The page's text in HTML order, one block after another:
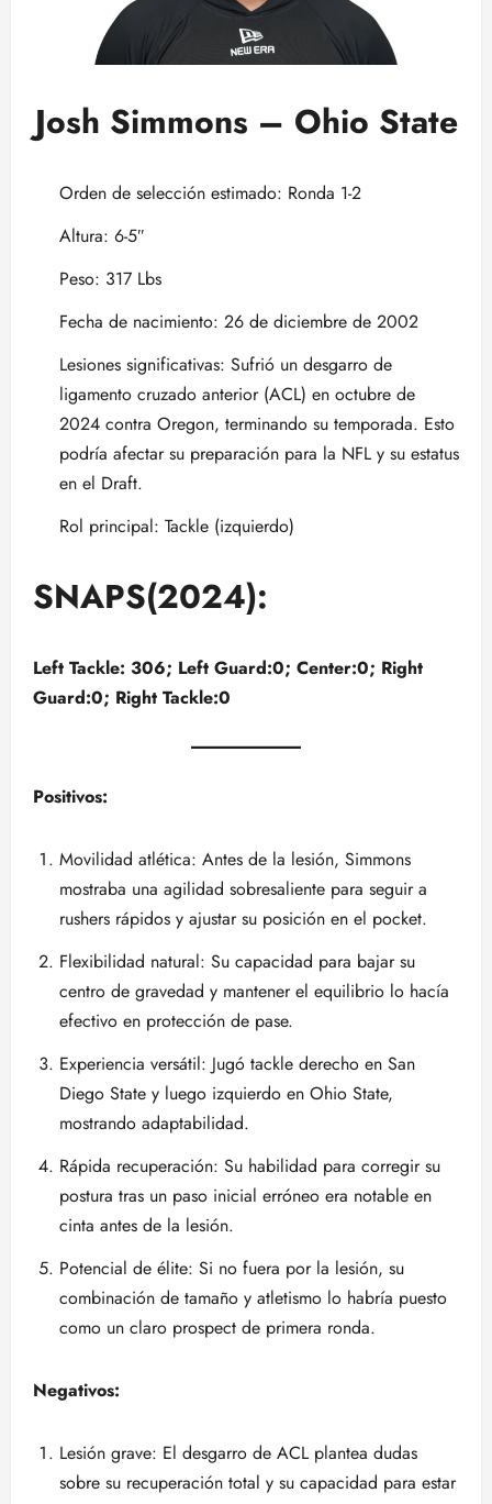
Josh Simmons – Ohio State
Orden de selección estimado: Ronda 1-2
Altura: 6-5″
Peso: 317 Lbs
Fecha de nacimiento: 26 de diciembre de 2002
Lesiones significativas: Sufrió un desgarro de
ligamento cruzado anterior (ACL) en octubre de
2024 contra Oregon, terminando su temporada. Esto
podría afectar su preparación para la NFL y su estatus
en el Draft.
Rol principal: Tackle (izquierdo)
SNAPS(2024):
Left Tackle: 306; Left Guard:0; Center:0; Right
Guard:0; Right Tackle:0
Positivos:
Movilidad atlética: Antes de la lesión, Simmons
mostraba una agilidad sobresaliente para seguir a
rushers rápidos y ajustar su posición en el pocket.
Flexibilidad natural: Su capacidad para bajar su
centro de gravedad y mantener el equilibrio lo hacía
efectivo en protección de pase.
Experiencia versátil: Jugó tackle derecho en San
Diego State y luego izquierdo en Ohio State,
mostrando adaptabilidad.
Rápida recuperación: Su habilidad para corregir su
postura tras un paso inicial erróneo era notable en
cinta antes de la lesión.
Potencial de élite: Si no fuera por la lesión, su
combinación de tamaño y atletismo lo habría puesto
como un claro prospect de primera ronda.
Negativos:
Lesión grave: El desgarro de ACL plantea dudas
sobre su recuperación total y su capacidad para estar